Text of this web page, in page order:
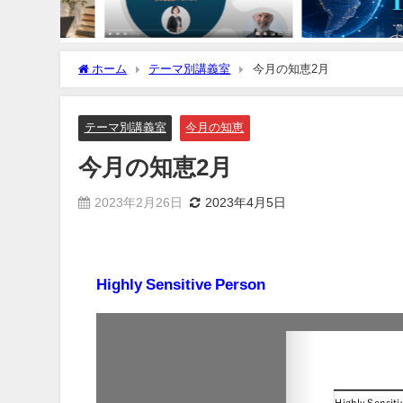
ホーム テーマ別講義室 今月の知恵2月
テーマ別講義室 今月の知恵
今月の知恵2月
2023年2月26日 2023年4月5日
Highly Sensitive Person